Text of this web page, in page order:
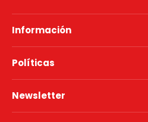
Información
Políticas
Newsletter